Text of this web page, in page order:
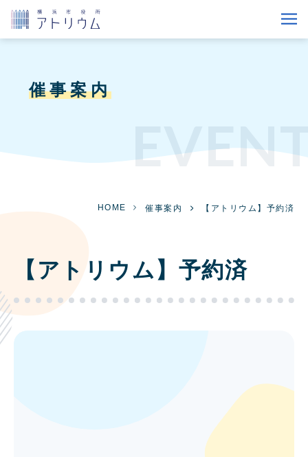
催事案内
HOME 催事案内 【アトリウム】予約済
【アトリウム】予約済